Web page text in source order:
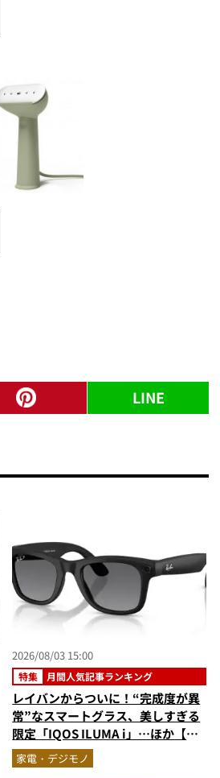
LINE
2026/08/03 15:00
特集 月間人気記事ランキング
レイバンからついに！“完成度が異
常”なスマートグラス、美しすぎる
限定「IQOS ILUMA i」…ほか【ガ
ジェットの人気記事ランキングベス
ト3】（2026年6月版）
家電・デジモノ